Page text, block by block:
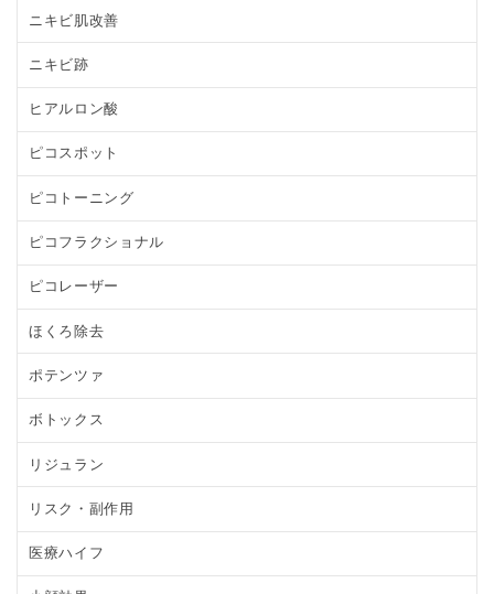
ニキビ肌改善
ニキビ跡
ヒアルロン酸
ピコスポット
ピコトーニング
ピコフラクショナル
ピコレーザー
ほくろ除去
ポテンツァ
ボトックス
リジュラン
リスク・副作用
医療ハイフ